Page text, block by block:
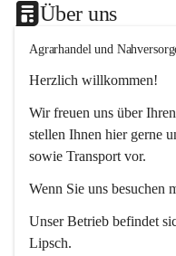
Über uns
Agrarhandel und
Herzlich willkommen!
Wir freuen uns über
stellen Ihnen hier gerne
sowie Transport vor.
Wenn Sie uns besuchen
Unser Betrieb befindet
Lipsch.